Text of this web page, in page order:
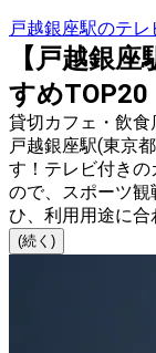
戸越銀座駅のテ
【戸越銀
すめTOP20
貸切カフェ・飲
戸越銀座駅(東京
す！テレビ付き
ので、スポーツ
ひ、利用用途に合
(続く)